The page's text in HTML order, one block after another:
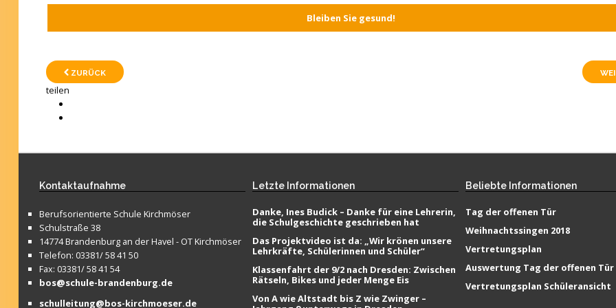
Bleiben Sie gesund!
ZURÜCK
teilen
Kontaktaufnahme
Berufsorientierte Schule Kirchmöser
Schulstraße 38
14774 Brandenburg an der Havel - OT Kirchmöser
Telefon: 03381/ 58 41 50
Fax: 03381/ 58 41 54
bos@schule-brandenburg.de
schulleitung@bos-kirchmoeser.de
Letzte Informationen
Danke, Ines Budick – Danke für eine Lehrerin,
die Schulgeschichte geschrieben hat
Das Projektvideo ist da: „Wir krönen unsere
Lehrkräfte, Schülerinnen und Schüler“
Klassenfahrt der 9/2 nach Dresden: Zwischen
Rätseln, Bikes und jeder Menge Eis
Von A wie Altstadt bis Z wie Zwinger –
Beliebte Informationen
Tag der offenen Tür
Weihnachtssingen 2018
Vertretungsplan
Auswertung Tag der offenen Tür
Vertretungsplan Schüleransicht